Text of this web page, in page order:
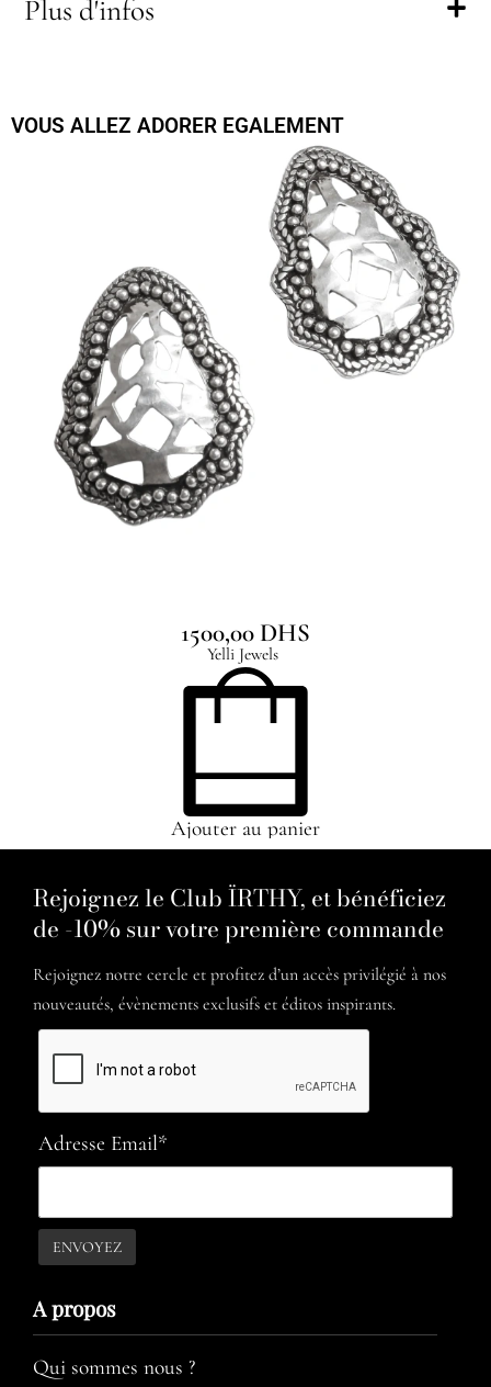
Plus d'infos
VOUS ALLEZ ADORER EGALEMENT
Yelli Jewels
1500,00 DHS
Ajouter au panier
Rejoignez le Club ÏRTHY, et bénéficiez
de -10% sur votre première commande
Rejoignez notre cercle et profitez d’un accès privilégié à nos
nouveautés, évènements exclusifs et éditos inspirants.
Adresse Email*
A propos​
Qui sommes nous ?